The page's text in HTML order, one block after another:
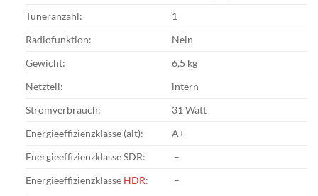
Tuneranzahl:
1
Radiofunktion:
Nein
Gewicht:
6,5 kg
Netzteil:
intern
Stromverbrauch:
31 Watt
Energieeffizienzklasse (alt):
A+
Energieeffizienzklasse SDR:
–
Energieeffizienzklasse HDR: –